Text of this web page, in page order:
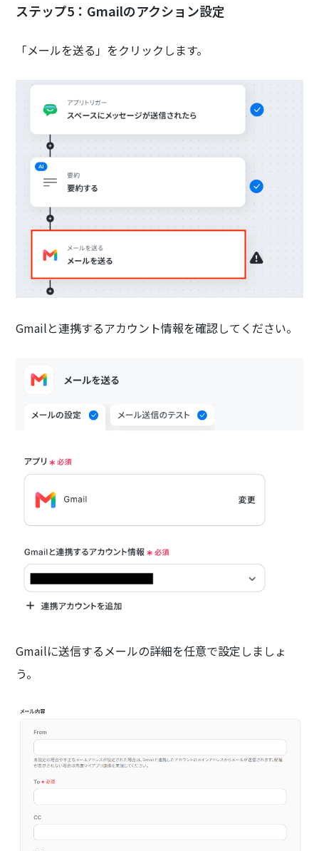
ステップ5：Gmailのアクション設定
「メールを送る」をクリックします。
Gmailと連携するアカウント情報を確認してください。
Gmailに送信するメールの詳細を任意で設定しましょ
う。